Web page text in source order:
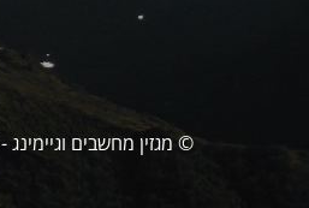
© מגזין מחשבים וגיימינג - PCPlus 2024